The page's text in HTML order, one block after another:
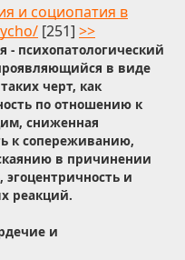
и социопатия в
[251] >>
- психопатологический
в виде
черт, как
по отношению к
сниженная
к сопереживанию,
в причинении
и
реакций.
и